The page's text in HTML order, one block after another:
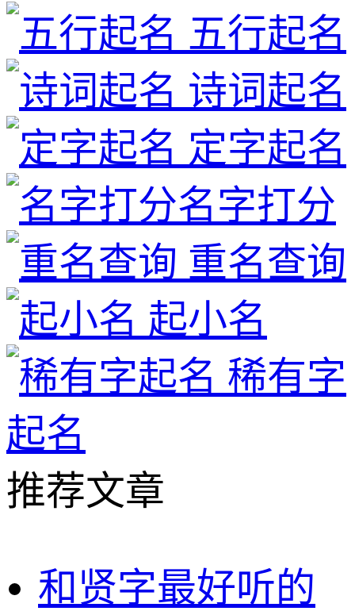
五行起名
诗词起名
定字起名
名字打分
重名查询
起小名
稀有字
起名
推荐文章
和贤字最好听的